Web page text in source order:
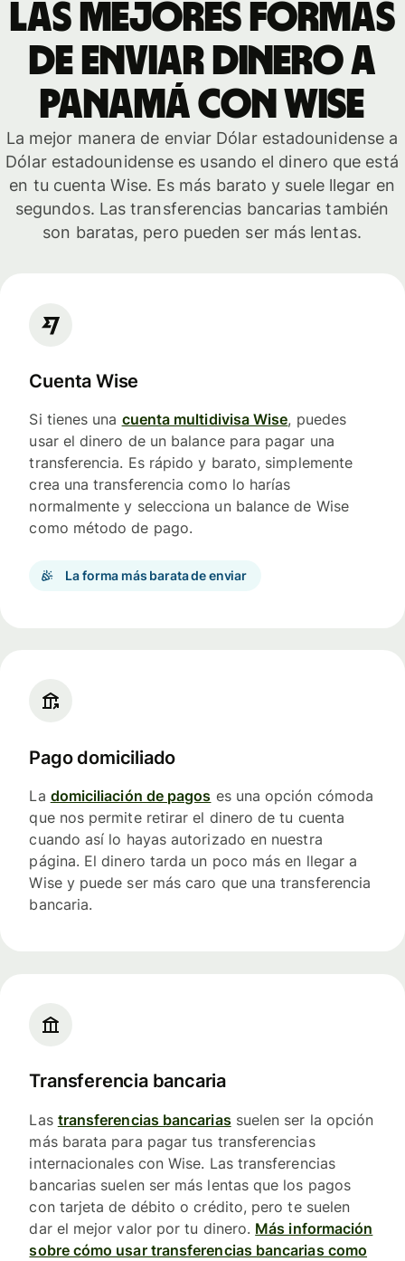
Las mejores formas
de enviar dinero a
Panamá con Wise
La mejor manera de enviar Dólar estadounidense a
Dólar estadounidense es usando el dinero que está
en tu cuenta Wise. Es más barato y suele llegar en
segundos. Las transferencias bancarias también
son baratas, pero pueden ser más lentas.
Cuenta Wise
Si tienes una cuenta multidivisa Wise, puedes
usar el dinero de un balance para pagar una
transferencia. Es rápido y barato, simplemente
crea una transferencia como lo harías
normalmente y selecciona un balance de Wise
como método de pago.
La forma más barata de enviar
Pago domiciliado
La domiciliación de pagos es una opción cómoda
que nos permite retirar el dinero de tu cuenta
cuando así lo hayas autorizado en nuestra
página. El dinero tarda un poco más en llegar a
Wise y puede ser más caro que una transferencia
bancaria.
Transferencia bancaria
Las transferencias bancariassuelen ser la opción
más barata para pagar tus transferencias
internacionales con Wise. Las transferencias
bancarias suelen ser más lentas que los pagos
con tarjeta de débito o crédito, pero te suelen
dar el mejor valor por tu dinero. Más información
sobre cómo usar transferencias bancarias como